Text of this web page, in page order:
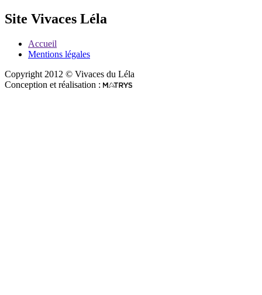
Site Vivaces Léla
Accueil
Mentions légales
Copyright 2012 © Vivaces du Léla
Conception et réalisation :